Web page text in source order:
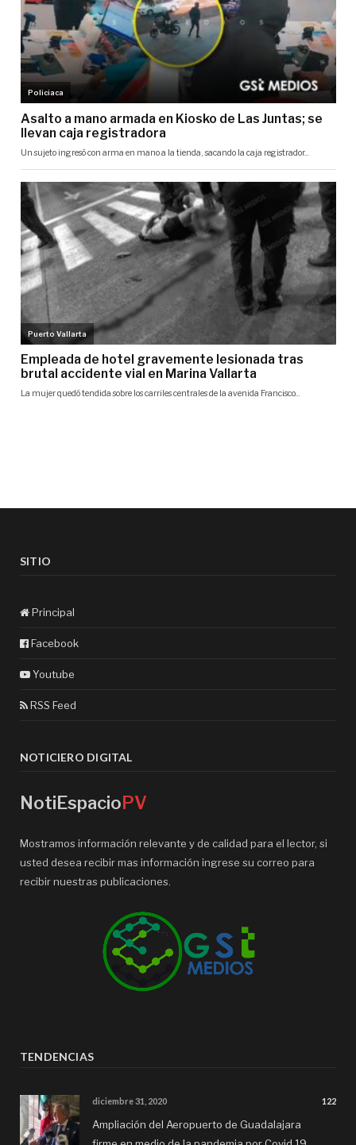
SITIO
Principal
Facebook
Youtube
RSS Feed
NOTICIERO DIGITAL
NotiEspacio PV
Mostramos información relevante y de calidad para el lector, si
usted desea recibir mas información ingrese su correo para
recibir nuestras publicaciones.
TENDENCIAS
diciembre 31, 2020 122
Ampliación del Aeropuerto de Guadalajara